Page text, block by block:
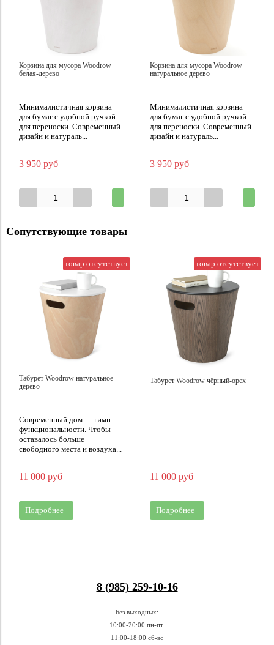
Корзина для мусора Woodrow
белая-дерево
Минималистичная корзина
для бумаг с удобной ручкой
для переноски. Современный
дизайн и натураль...
3 950 руб
Корзина для мусора Woodrow
натуральное дерево
Минималистичная корзина
для бумаг с удобной ручкой
для переноски. Современный
дизайн и натураль...
3 950 руб
Сопутствующие товары
товар отсутствует
Табурет Woodrow натуральное
дерево
Современный дом — гимн
функциональности. Чтобы
оставалось больше
свободного места и воздуха...
11 000 руб
Подробнее
товар отсутствует
Табурет Woodrow чёрный-орех
11 000 руб
Подробнее
8 (985) 259-10-16
Без выходных:
10:00-20:00 пн-пт
11:00-18:00 сб-вс